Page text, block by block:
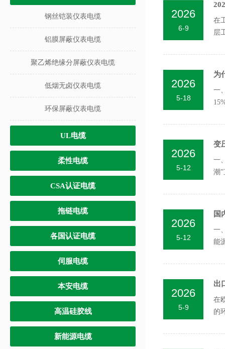
钢丝铠装仪表电缆
铝膜屏蔽仪表电缆
聚乙烯绝缘分屏蔽仪表电缆
低烟无卤仪表电缆
环保屏蔽仪表电缆
UL电缆
柔性电缆
CSA认证电缆
拖链电缆
各国认证电缆
伺服电缆
本安电缆
高温硅胶线
新能源电缆
2026
6-9
在
层
2026
5-18
为
一
2026
5-12
变
一
潮
2026
5-12
国
一
能
2026
5-9
出
在
的